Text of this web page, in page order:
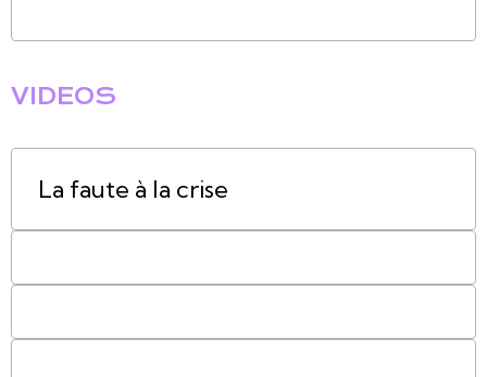
VIDEOS
La faute à la crise